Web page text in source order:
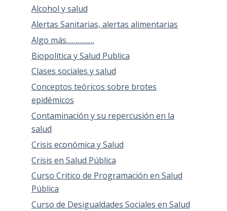
Alcohol y salud
Alertas Sanitarias, alertas alimentarias
Algo más……………
Biopolítica y Salud Publica
Clases sociales y salud
Conceptos teóricos sobre brotes
epidémicos
Contaminación y su repercusión en la
salud
Crisis económica y Salud
Crisis en Salud Pública
Curso Critico de Programación en Salud
Pública
Curso de Desigualdades Sociales en Salud